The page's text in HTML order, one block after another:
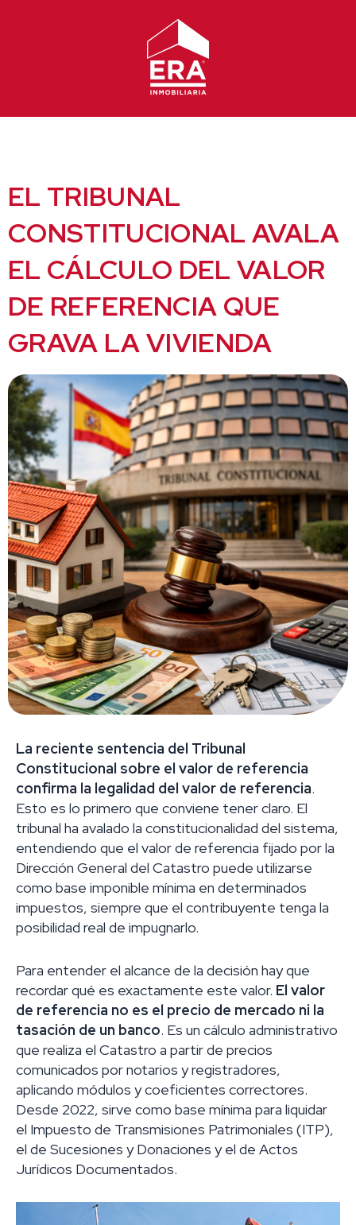
EL TRIBUNAL
CONSTITUCIONAL AVALA
EL CÁLCULO DEL VALOR
DE REFERENCIA QUE
GRAVA LA VIVIENDA
La reciente sentencia del Tribunal
Constitucional sobre el valor de referencia
confirma la legalidad del valor de referencia.
Esto es lo primero que conviene tener claro. El
tribunal ha avalado la constitucionalidad del sistema,
entendiendo que el valor de referencia fijado por la
Dirección General del Catastro puede utilizarse
como base imponible mínima en determinados
impuestos, siempre que el contribuyente tenga la
posibilidad real de impugnarlo.
Para entender el alcance de la decisión hay que
recordar qué es exactamente este valor. El valor
de referencia no es el precio de mercado ni la
tasación de un banco. Es un cálculo administrativo
que realiza el Catastro a partir de precios
comunicados por notarios y registradores,
aplicando módulos y coeficientes correctores.
Desde 2022, sirve como base mínima para liquidar
el Impuesto de Transmisiones Patrimoniales (ITP),
el de Sucesiones y Donaciones y el de Actos
Jurídicos Documentados.